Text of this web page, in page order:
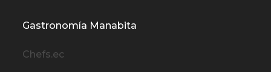
Gastronomía Manabita
Chefs.ec